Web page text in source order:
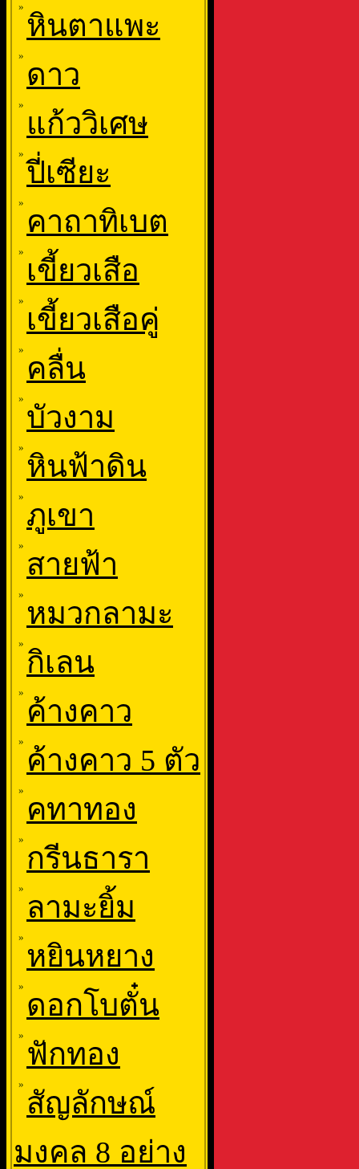
»
หินตาแพะ
»
ดาว
»
แก้ววิเศษ
»
ปี่เซียะ
»
คาถาทิเบต
»
เขี้ยวเสือ
»
เขี้ยวเสือคู่
»
คลื่น
»
บัวงาม
»
หินฟ้าดิน
»
ภูเขา
»
สายฟ้า
»
หมวกลามะ
»
กิเลน
»
ค้างคาว
»
ค้างคาว 5 ตัว
»
คทาทอง
»
กรีนธารา
»
ลามะยิ้ม
»
หยินหยาง
»
ดอกโบตั๋น
»
ฟักทอง
»
สัญลักษณ์
มงคล 8 อย่าง